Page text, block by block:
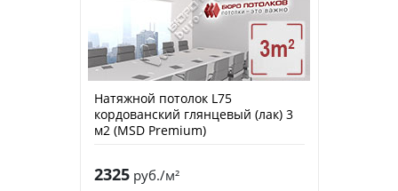
Натяжной потолок L75
кордованский глянцевый (лак) 3
м2 (MSD Premium)
2325руб./м²